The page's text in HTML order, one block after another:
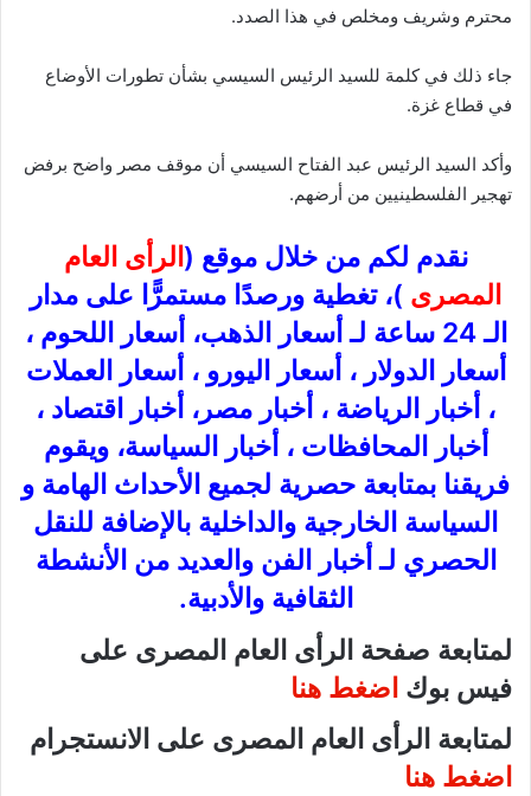
محترم وشريف ومخلص في هذا الصدد.
جاء ذلك في كلمة للسيد الرئيس السيسي بشأن تطورات الأوضاع
في قطاع غزة.
وأكد السيد الرئيس عبد الفتاح السيسي أن موقف مصر واضح برفض
تهجير الفلسطينيين من أرضهم.
نقدم لكم من خلال موقع ( الرأى العام
المصرى )، تغطية ورصدًا مستمرًّا على مدار
الـ 24 ساعة لـ أسعار الذهب، أسعار اللحوم ،
أسعار الدولار ، أسعار اليورو ، أسعار العملات
، أخبار الرياضة ، أخبار مصر، أخبار اقتصاد ،
أخبار المحافظات ، أخبار السياسة، ويقوم
فريقنا بمتابعة حصرية لجميع الأحداث الهامة و
السياسة الخارجية والداخلية بالإضافة للنقل
الحصري لـ أخبار الفن والعديد من الأنشطة
الثقافية والأدبية.
لمتابعة صفحة الرأى العام المصرى على
فيس بوك اضغط هنا
لمتابعة الرأى العام المصرى على الانستجرام
اضغط هنا